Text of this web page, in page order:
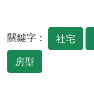
關鍵字： 社宅
房型